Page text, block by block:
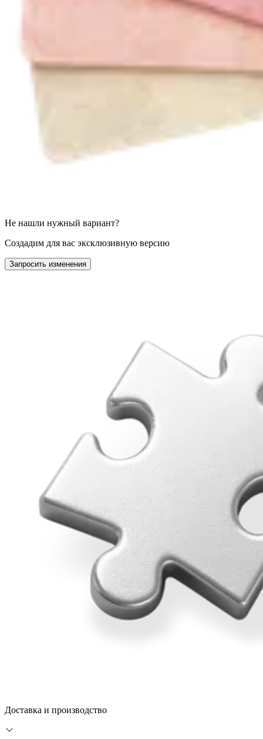
Не нашли нужный вариант?
Создадим для вас эксклюзивную версию
Запросить изменения
Доставка и производство